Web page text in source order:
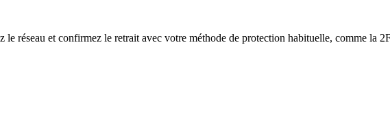
le réseau et confirmez le retrait avec votre méthode de protection habituelle, comme la